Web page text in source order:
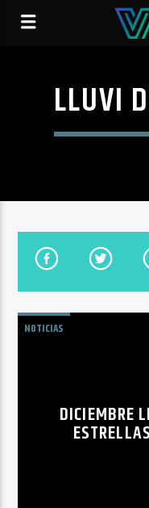
LLUVI
NOTICIAS
DICIEMBRE